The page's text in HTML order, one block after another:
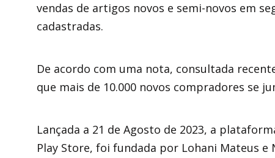
vendas de artigos novos e semi-novos em
cadastradas.
De acordo com uma nota, consultada
que mais de 10.000 novos compradores se
Lançada a 21 de Agosto de 2023, a
Play Store, foi fundada por Lohani Mateus